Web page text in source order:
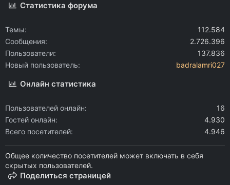
Статистика форума
Темы
112.584
Сообщения
2.726.396
Пользователи
137.836
Новый пользователь
badralamri027
Онлайн статистика
Пользователей онлайн
16
Гостей онлайн
4.930
Всего посетителей
4.946
Общее количество посетителей может включать в себя
скрытых пользователей.
Поделиться страницей